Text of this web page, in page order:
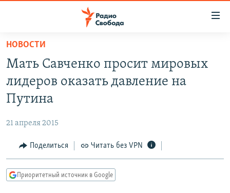
упрощенного
доступа
основному
Вернутся
Вернутся
АВТОРСКИЕ ПРОЕКТЫ
МНЕНИЯ
КУЛЬТУРА
КАВКАЗ.РЕАЛИИ
НОВОСТИ
Мать Савченко просит мировых
лидеров оказать давление на
Путина
21 апреля 2015
Поделиться Читать без VPN
Приоритетный источник в Google